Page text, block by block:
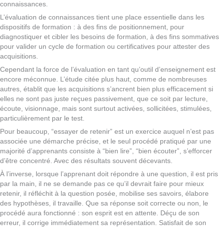
connaissances.
L’évaluation de connaissances tient une place essentielle dans les
dispositifs de formation : à des fins de positionnement, pour
diagnostiquer et cibler les besoins de formation, à des fins sommatives
pour valider un cycle de formation ou certificatives pour attester des
acquisitions.
Cependant la force de l’évaluation en tant qu’outil d’enseignement est
encore méconnue. L’étude citée plus haut, comme de nombreuses
autres, établit que les acquisitions s’ancrent bien plus efficacement si
elles ne sont pas juste reçues passivement, que ce soit par lecture,
écoute, visionnage, mais sont surtout activées, sollicitées, stimulées,
particulièrement par le test.
Pour beaucoup, “essayer de retenir” est un exercice auquel n’est pas
associée une démarche précise, et le seul procédé pratiqué par une
majorité d’apprenants consiste à “bien lire”, “bien écouter”, s’efforcer
d’être concentré. Avec des résultats souvent décevants.
À l’inverse, lorsque l’apprenant doit répondre à une question, il est pris
par la main, il ne se demande pas ce qu’il devrait faire pour mieux
retenir, il réfléchit à la question posée, mobilise ses savoirs, élabore
des hypothèses, il travaille. Que sa réponse soit correcte ou non, le
procédé aura fonctionné : son esprit est en attente. Déçu de son
erreur, il corrige immédiatement sa représentation. Satisfait de son